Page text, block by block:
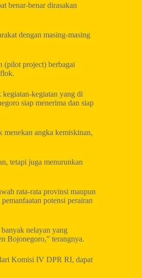
benar-benar dirasakan
dengan masing-masing
(pilot project) berbagai
kegiatan yang di
siap menerima dan siap
menekan angka kemiskinan,
tetapi juga menurunkan
rata-rata provinsi maupun
potensi perairan
nelayan yang
Bojonegoro,” terangnya.
Komisi IV DPR RI, dapat